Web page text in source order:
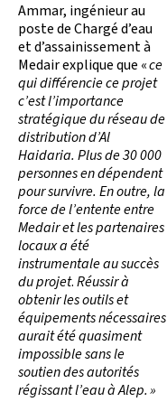
Ammar, ingénieur au
poste de Chargé d’eau
et d’assainissement à
Medair explique que «ce
qui différencie ce projet
c’est l’importance
stratégique du réseau de
distribution d’Al
Haidaria. Plus de 30 000
personnes en dépendent
pour survivre. En outre, la
force de l’entente entre
Medair et les partenaires
locaux a été
instrumentale au succès
du projet.Réussir à
obtenir les outils et
équipements nécessaires
aurait été quasiment
impossible sans le
soutien des autorités
régissant l’eau à Alep. »